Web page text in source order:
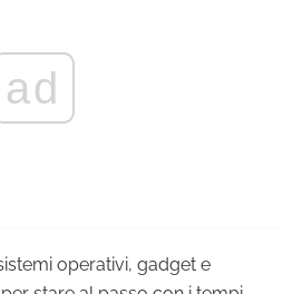
ad
operativi, gadget e